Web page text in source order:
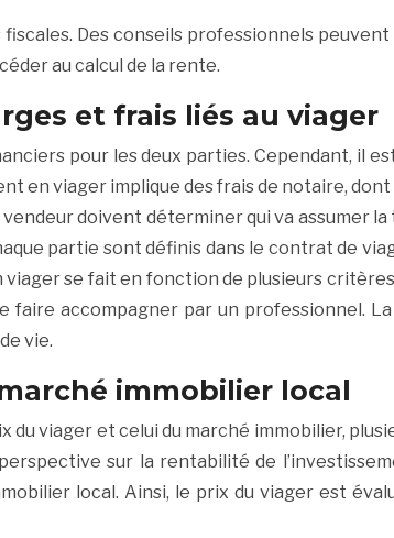
Des conseils professionnels
au calcul de la rente.
et frais liés au viager
pour les deux parties. Cependant, il
en viager implique des frais de notaire,
doivent déterminer qui va assumer
partie sont définis dans le contrat de
se fait en fonction de plusieurs
faire accompagner par un professionnel.
vie.
immobilier local
viager et celui du marché immobilier,
sur la rentabilité de
local. Ainsi, le prix du viager est